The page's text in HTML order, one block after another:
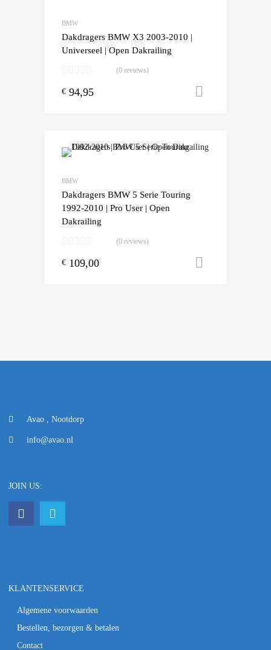
BMW
Dakdragers BMW X3 2003-2010 |
Universeel | Open Dakrailing
(0 reviews)
€ 94,95
BMW
Dakdragers BMW 5 Serie Touring
1992-2010 | Pro User | Open
Dakrailing
(0 reviews)
€ 109,00
Avao , Nootdorp
info@avao.nl
JOIN US:
KLANTENSERVICE
Algemene voorwaarden
Bestellen, bezorgen & betalen
Contact